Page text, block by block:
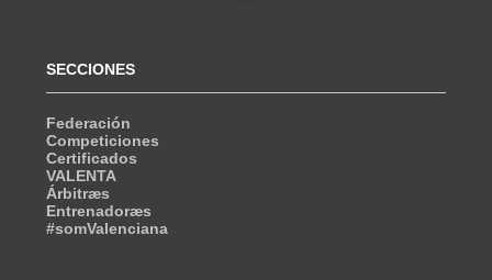
SECCIONES
Federación
Competiciones
Certificados
VALENTA
Árbitræs
Entrenadoræs
#somValenciana